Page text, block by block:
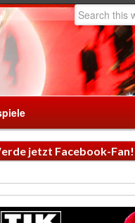
jetzt Facebook-Fan!